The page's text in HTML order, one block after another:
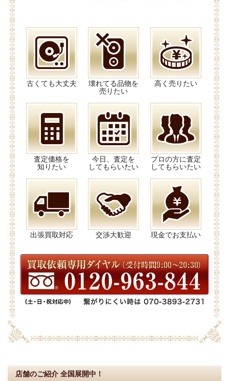
古くても大丈夫
壊れてる品物を
売りたい
高く売りたい
査定価格を
知りたい
今日、査定を
してもらいたい
プロの方に査定
してもらいたい
出張買取対応 交渉大歓迎 現金でお支払い
店舗のご紹介 全国展開中！